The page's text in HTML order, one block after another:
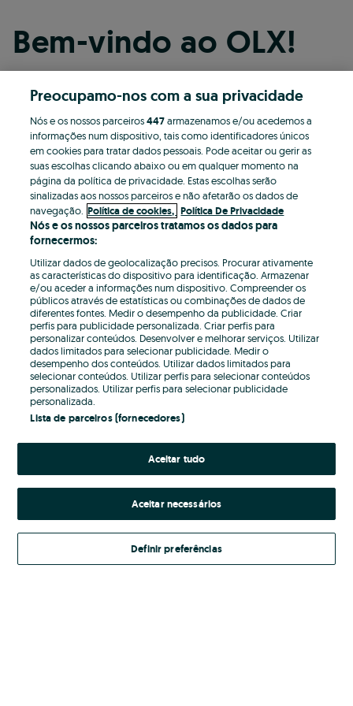
Bem-vindo ao OLX!
Continuar com o Facebook
Continuar com o Apple
Continuar com o Google
Entrar Criar conta
Email
Password
Esqueceste-te da password?
Entrar
Ao entrares na tua conta, estás a aceitar osTermos e Condições
Preocupamo-nos com a sua privacidade
Nós e os nossos parceiros447armazenamos e/ou acedemos a
informações num dispositivo, tais como identificadores únicos
em cookies para tratar dados pessoais. Pode aceitar ou gerir as
suas escolhas clicando abaixo ou em qualquer momento na
página da política de privacidade. Estas escolhas serão
sinalizadas aos nossos parceiros e não afetarão os dados de
navegação. Política de cookies, Política De Privacidade
Nós e os nossos parceiros tratamos os dados para
fornecermos:
Utilizar dados de geolocalização precisos. Procurar ativamente
as características do dispositivo para identificação. Armazenar
e/ou aceder a informações num dispositivo. Compreender os
públicos através de estatísticas ou combinações de dados de
diferentes fontes. Medir o desempenho da publicidade. Criar
perfis para publicidade personalizada. Criar perfis para
personalizar conteúdos. Desenvolver e melhorar serviços. Utilizar
dados limitados para selecionar publicidade. Medir o
desempenho dos conteúdos. Utilizar dados limitados para
selecionar conteúdos. Utilizar perfis para selecionar conteúdos
personalizados. Utilizar perfis para selecionar publicidade
personalizada.
Lista de parceiros (fornecedores)
Aceitar tudo
Aceitar necessários
Definir preferências